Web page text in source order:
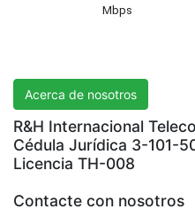
Acerca de nosotros
R&H Internacional
Cédula Jurídica 3-101-
Licencia TH-008
Contacte con nosotros